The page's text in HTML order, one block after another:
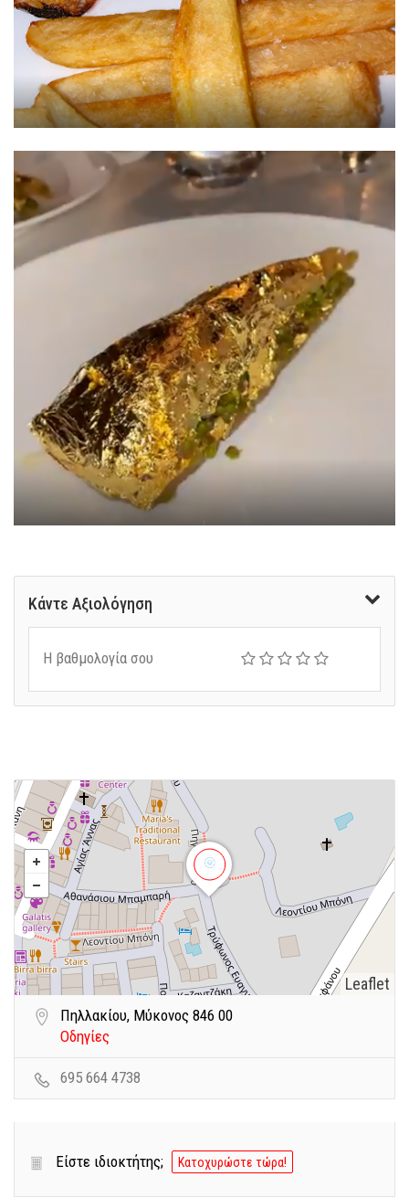
Κάντε Αξιολόγηση
Η βαθμολογία σου
Leaflet
Πηλλακίου, Μύκονος 846 00
Οδηγίες
695 664 4738
Είστε ιδιοκτήτης; Κατοχυρώστε τώρα!